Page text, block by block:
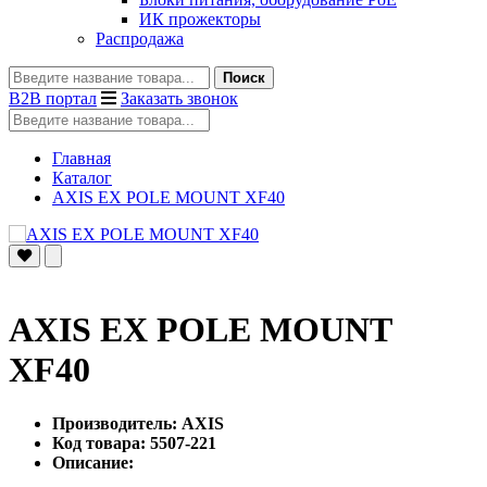
ИК прожекторы
Распродажа
Поиск
B2B портал Заказать звонок
Главная
Каталог
AXIS EX POLE MOUNT XF40
AXIS EX POLE MOUNT
XF40
Производитель: AXIS
Код товара: 5507-221
Описание: